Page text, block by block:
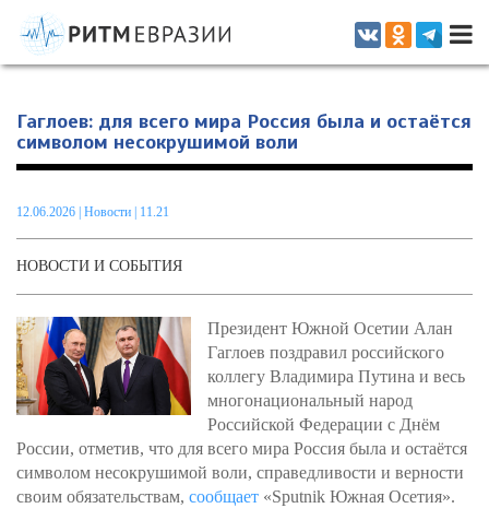
Информационно-аналитическое издание, посвященное актуальным
проблемам интеграции на постсоветском пространстве
Гаглоев: для всего мира Россия была и остаётся
символом несокрушимой воли
12.06.2026 Новости | 11.21
НОВОСТИ И СОБЫТИЯ
Президент Южной Осетии Алан
Гаглоев поздравил российского
коллегу Владимира Путина и весь
многонациональный народ
Российской Федерации с Днём
России, отметив, что для всего мира Россия была и остаётся
символом несокрушимой воли, справедливости и верности
своим обязательствам, сообщает «Sputnik Южная Осетия».